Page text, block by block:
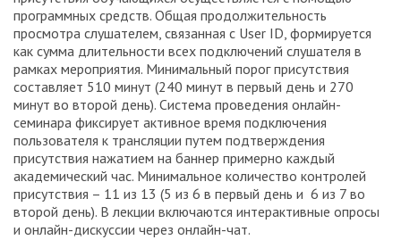
программных средств. Общая продолжительность
просмотра слушателем, связанная с User ID, формируется
как сумма длительности всех подключений слушателя в
рамках мероприятия. Минимальный порог присутствия
составляет 510 минут (240 минут в первый день и 270
минут во второй день). Система проведения онлайн-
семинара фиксирует активное время подключения
пользователя к трансляции путем подтверждения
присутствия нажатием на баннер примерно каждый
академический час. Минимальное количество контролей
присутствия – 11 из 13 (5 из 6 в первый день и 6 из 7 во
второй день). В лекции включаются интерактивные опросы
и онлайн-дискуссии через онлайн-чат.